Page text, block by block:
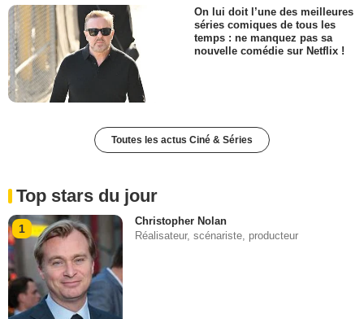
On lui doit l’une des meilleures
séries comiques de tous les
temps : ne manquez pas sa
nouvelle comédie sur Netflix !
Toutes les actus Ciné & Séries
Top stars du jour
1
Christopher Nolan
Réalisateur, scénariste, producteur